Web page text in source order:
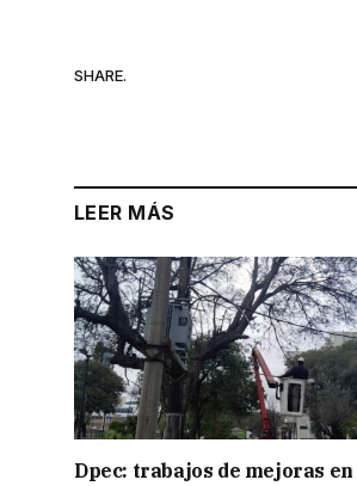
SHARE.
LEER MÁS
Dpec: trabajos de mejoras en